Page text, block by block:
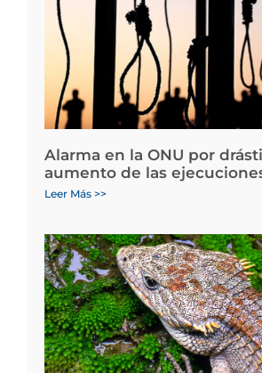
Alarma en la ONU por
aumento de las
Leer Más >>